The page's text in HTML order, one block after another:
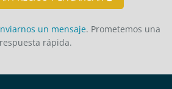
un mensaje. Prometemos una
respuesta rápida.